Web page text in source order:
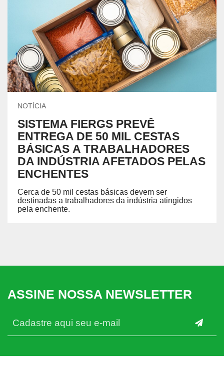
NOTÍCIA
SISTEMA FIERGS PREVÊ
ENTREGA DE 50 MIL CESTAS
BÁSICAS A TRABALHADORES
DA INDÚSTRIA AFETADOS PELAS
ENCHENTES
Cerca de 50 mil cestas básicas devem ser
destinadas a trabalhadores da indústria atingidos
pela enchente.
ASSINE NOSSA NEWSLETTER